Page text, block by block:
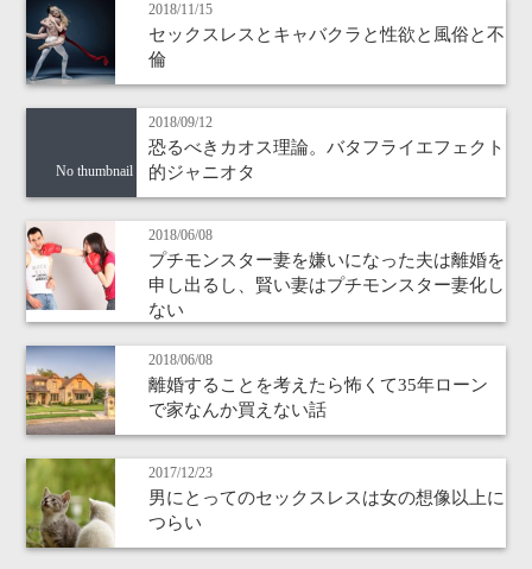
2018/11/15
セックスレスとキャバクラと性欲と風俗と不
倫
No thumbnail
2018/09/12
恐るべきカオス理論。バタフライエフェクト
的ジャニオタ
2018/06/08
プチモンスター妻を嫌いになった夫は離婚を
申し出るし、賢い妻はプチモンスター妻化し
ない
2018/06/08
離婚することを考えたら怖くて35年ローン
で家なんか買えない話
2017/12/23
男にとってのセックスレスは女の想像以上に
つらい